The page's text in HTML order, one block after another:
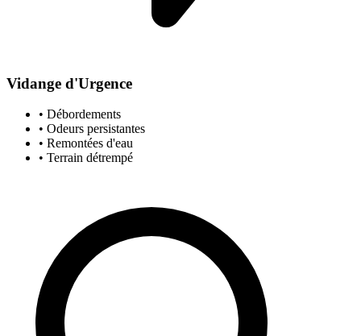
Vidange d'Urgence
• Débordements
• Odeurs persistantes
• Remontées d'eau
• Terrain détrempé